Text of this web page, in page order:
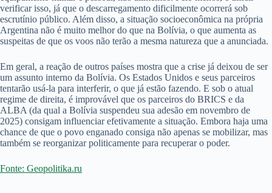
verificar isso, já que o descarregamento dificilmente ocorrerá sob
escrutínio público. Além disso, a situação socioeconômica na própria
Argentina não é muito melhor do que na Bolívia, o que aumenta as
suspeitas de que os voos não terão a mesma natureza que a anunciada.
Em geral, a reação de outros países mostra que a crise já deixou de ser
um assunto interno da Bolívia. Os Estados Unidos e seus parceiros
tentarão usá-la para interferir, o que já estão fazendo. E sob o atual
regime de direita, é improvável que os parceiros do BRICS e da
ALBA (da qual a Bolívia suspendeu sua adesão em novembro de
2025) consigam influenciar efetivamente a situação. Embora haja uma
chance de que o povo enganado consiga não apenas se mobilizar, mas
também se reorganizar politicamente para recuperar o poder.
Fonte: Geopolitika.ru